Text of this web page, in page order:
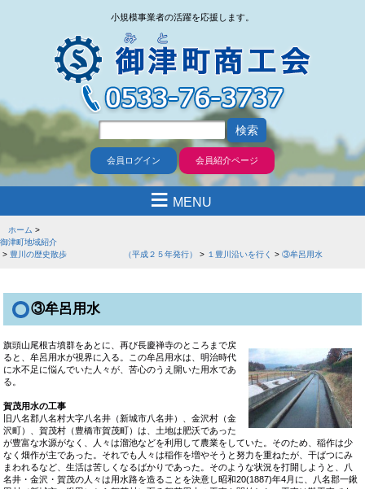
小規模事業者の活躍を応援します。
会員ログイン 会員紹介ページ
≡ MENU
ホーム
御津町地域紹介
豊川の歴史散歩 （平成２５年発行）
１豊川沿いを行く ③牟呂用水
③牟呂用水
旗頭山尾根古墳群をあとに、再び長慶禅寺のところまで戻
ると、牟呂用水が視界に入る。この牟呂用水は、明治時代
に水不足に悩んでいた人々が、苦心のうえ開いた用水であ
る。
賀茂用水の工事
旧八名郡八名村大字八名井（新城市八名井）、金沢村（金
沢町）、賀茂村（豊橋市賀茂町）は、土地は肥沃であった
が豊富な水源がなく、人々は溜池などを利用して農業をしていた。そのため、稲作は少
なく畑作が主であった。それでも人々は稲作を増やそうと努力を重ねたが、干ばつにみ
まわれるなど、生活は苦しくなるばかりであった。そのような状況を打開しようと、八
名井・金沢・賀茂の人々は用水路を造ることを決意し昭和20(1887)年4月に、八名郡一鍬